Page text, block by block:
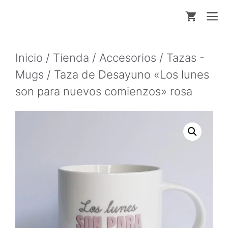
Inicio / Tienda / Accesorios / Tazas -
Mugs / Taza de Desayuno «Los lunes
son para nuevos comienzos» rosa